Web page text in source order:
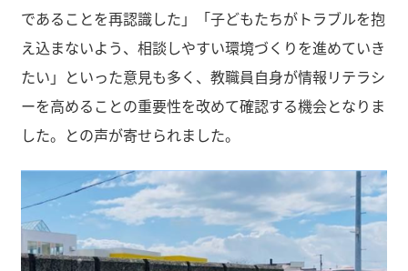
であることを再認識した」「子どもたちがトラブルを抱
え込まないよう、相談しやすい環境づくりを進めていき
たい」といった意見も多く、教職員自身が情報リテラシ
ーを高めることの重要性を改めて確認する機会となりま
した。との声が寄せられました。